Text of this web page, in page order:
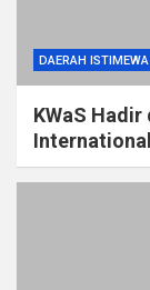
DAERAH
KWaS